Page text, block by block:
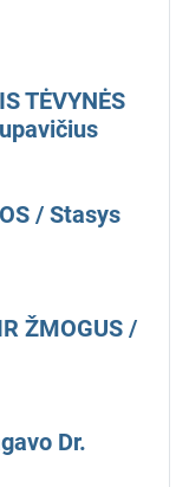
TĖVYNĖS
/ Stasys
ŽMOGUS /
Dr.